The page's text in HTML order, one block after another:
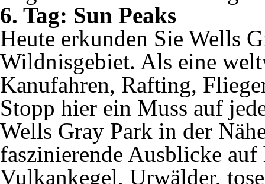
6. Tag: Sun Peaks
Heute erkunden Sie Wells
Wildnisgebiet. Als eine
Kanufahren, Rafting,
Stopp hier ein Muss auf
Wells Gray Park in der
faszinierende Ausblicke
Vulkankegel, Urwälder,